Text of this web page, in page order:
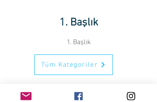
1. Başlık
1. Başlık
Tüm Kategoriler